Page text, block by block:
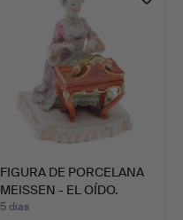
FIGURA DE PORCELANA
MEISSEN - EL OÍDO.
5 días